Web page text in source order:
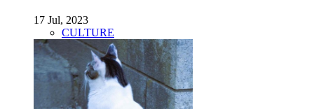
17 Jul, 2023
CULTURE